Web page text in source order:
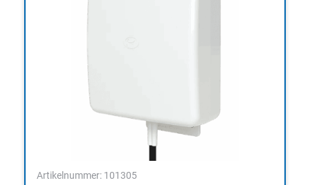
Artikelnummer: 101305